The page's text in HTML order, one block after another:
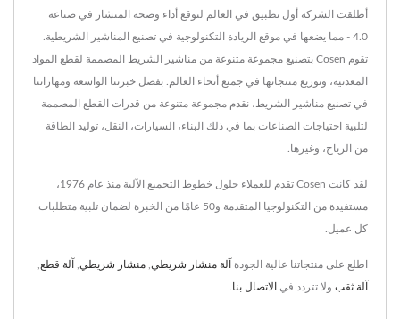
أطلقت الشركة أول تطبيق في العالم لتوقع أداء وصحة المنشار في صناعة
4.0 - مما يضعها في موقع الريادة التكنولوجية في تصنيع المناشير الشريطية.
تقوم Cosen بتصنيع مجموعة متنوعة من مناشير الشريط المصممة لقطع المواد
المعدنية، وتوزيع منتجاتها في جميع أنحاء العالم. بفضل خبرتنا الواسعة ومهاراتنا
في تصنيع مناشير الشريط، نقدم مجموعة متنوعة من قدرات القطع المصممة
لتلبية احتياجات الصناعات بما في ذلك البناء، السيارات، النقل، توليد الطاقة
من الرياح، وغيرها.
لقد كانت Cosen تقدم للعملاء حلول خطوط التجميع الآلية منذ عام 1976،
مستفيدة من التكنولوجيا المتقدمة و50 عامًا من الخبرة لضمان تلبية متطلبات
كل عميل.
اطلع على منتجاتنا عالية الجودة آلة منشار شريطي منشار شريطي آلة قطع
آلة ثقب ولا تتردد في الاتصال بنا